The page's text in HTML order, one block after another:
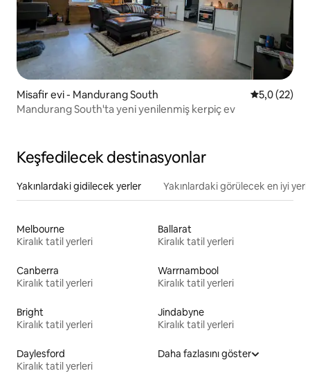
Misafir evi - Mandurang South 5 üzerinden
5,0 (22)
Mandurang South'ta yeni yenilenmiş kerpiç ev
Keşfedilecek destinasyonlar
Yakınlardaki gidilecek yerler Yakınlardaki görülecek en iyi
Melbourne
Kiralık tatil yerleri
Ballarat
Kiralık tatil yerleri
Canberra
Kiralık tatil yerleri
Warrnambool
Kiralık tatil yerleri
Bright
Kiralık tatil yerleri
Jindabyne
Kiralık tatil yerleri
Daylesford
Kiralık tatil yerleri
Daha fazlasını göster